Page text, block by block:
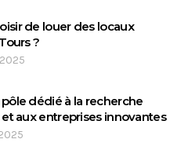
de louer des locaux
?
pôle dédié à la recherche
aux entreprises innovantes